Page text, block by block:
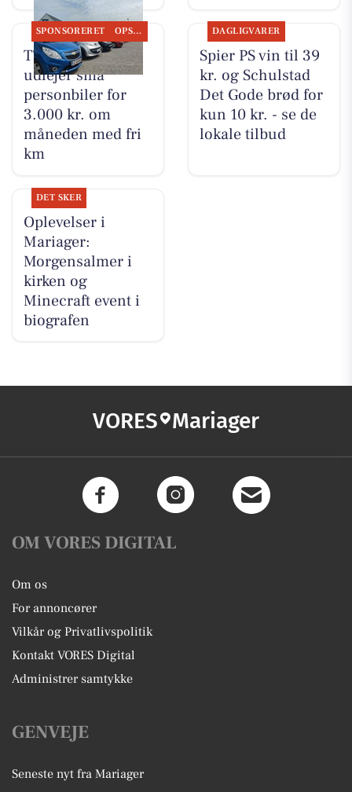
SPONSORERET OPSLAGSTAVLEN
TT CARS ApS
udlejer små
personbiler for
3.000 kr. om
måneden med fri
km
DAGLIGVARER
Spier PS vin til 39
kr. og Schulstad
Det Gode brød for
kun 10 kr. - se de
lokale tilbud
DET SKER
Oplevelser i
Mariager:
Morgensalmer i
kirken og
Minecraft event i
biografen
VORES Mariager
OM VORES DIGITAL
Om os
For annoncører
Vilkår og Privatlivspolitik
Kontakt VORES Digital
Administrer samtykke
GENVEJE
Seneste nyt fra Mariager